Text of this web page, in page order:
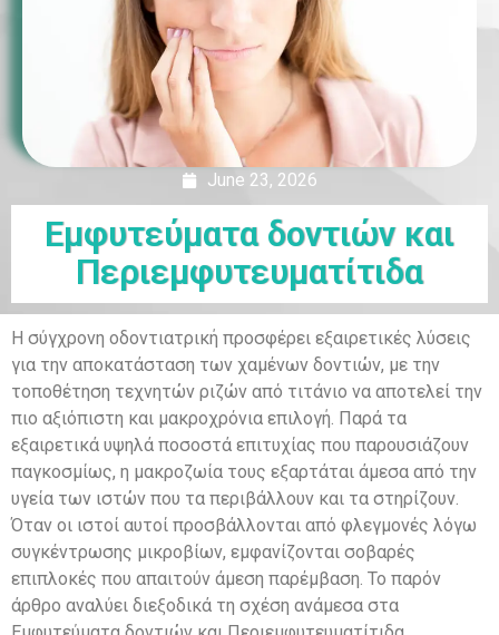
June 23, 2026
Εμφυτεύματα δοντιών και
Περιεμφυτευματίτιδα
Η σύγχρονη οδοντιατρική προσφέρει εξαιρετικές λύσεις
για την αποκατάσταση των χαμένων δοντιών, με την
τοποθέτηση τεχνητών ριζών από τιτάνιο να αποτελεί την
πιο αξιόπιστη και μακροχρόνια επιλογή. Παρά τα
εξαιρετικά υψηλά ποσοστά επιτυχίας που παρουσιάζουν
παγκοσμίως, η μακροζωία τους εξαρτάται άμεσα από την
υγεία των ιστών που τα περιβάλλουν και τα στηρίζουν.
Όταν οι ιστοί αυτοί προσβάλλονται από φλεγμονές λόγω
συγκέντρωσης μικροβίων, εμφανίζονται σοβαρές
επιπλοκές που απαιτούν άμεση παρέμβαση. Το παρόν
άρθρο αναλύει διεξοδικά τη σχέση ανάμεσα στα